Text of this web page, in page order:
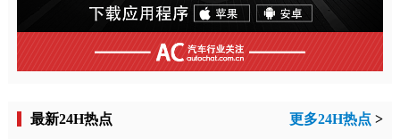
最新24H热点 更多24H热点 >